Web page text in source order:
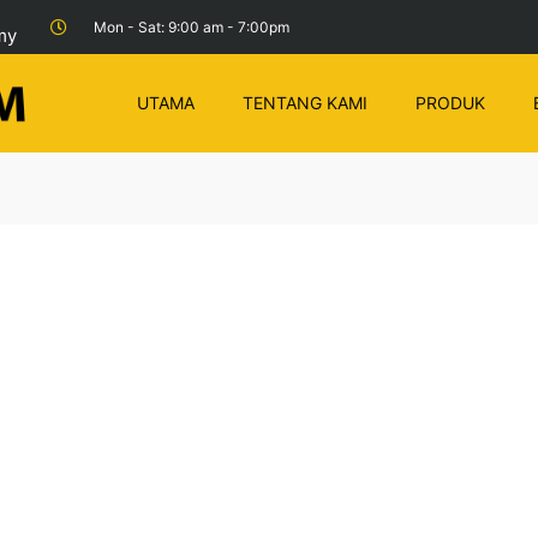
Mon - Sat: 9:00 am - 7:00pm
UTAMA TENTANG KAMI PRODUK